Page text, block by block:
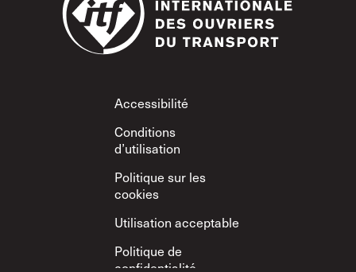
Footer
Accessibilité
Conditions
d’utilisation
Politique sur les
cookies
Utilisation acceptable
Politique de
confidentialité